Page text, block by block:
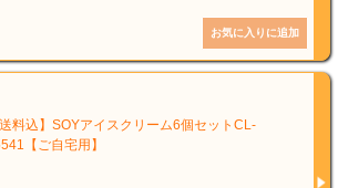
送料込】SOYアイスクリーム6個セットCL-
【ご自宅用】